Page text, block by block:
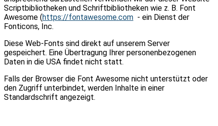
Scriptbibliotheken und Schriftbibliotheken wie z. B. Font
Awesome (https://fontawesome.com - ein Dienst der
Fonticons, Inc.
Diese Web-Fonts sind direkt auf unserem Server
gespeichert. Eine Übertragung Ihrer personenbezogenen
Daten in die USA findet nicht statt.
Falls der Browser die Font Awesome nicht unterstützt oder
den Zugriff unterbindet, werden Inhalte in einer
Standardschrift angezeigt.